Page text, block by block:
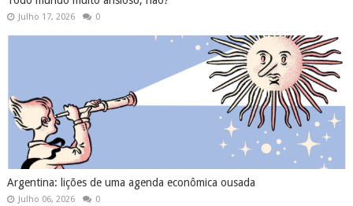
Julho 17, 2026 0
Argentina: lições de uma agenda econômica ousada
Julho 06, 2026 0